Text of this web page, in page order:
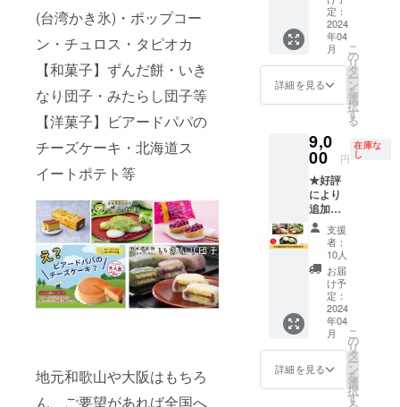
(台湾かき氷)・ポップコー
ン・チュロス・タピオカ
【和菓子】ずんだ餅・いき
なり団子・みたらし団子等
【洋菓子】ビアードパパの
チーズケーキ・北海道ス
イートポテト等
地元和歌山や大阪はもちろ
ん、ご要望があれば全国へ
合の期
限で
す。 ・
開封後
はお早
めにお
召し上
がりく
い。 ・
表面に
焦げに
よる色
のバラ
つきが
見られ
ること
があり
ます
が、品
質には
問題ご
ざいま
せん。
◎その
他の商
だきま
す。
いただ
いた場
合にお
いても
いたし
かねま
のでご
了承く
ださ
い。そ
の場合
は、お
いただ
きま
す。食
品表示
等は
パッ
ケージ
を必ず
ご確認
いただ
きまう
ようお
願いい
たしま
す。 ※
便でお
届けい
売して
いない
ビアー
ドパパ
の限定
チーズ
パパの
リング
ケーキ
２種 ※
送料込
みのお
値段で
す。 ※
仕入れ
の状況
によっ
て内容
変更の
可能性
がござ
います
のでご
アード
パ）】
物産展
商品か
ら、ビ
アード
パパの
は販売
してい
ない限
定チー
ズケー
キなど
を詰め
合わせ
てお届
けいた
しま
す。 ■
内容 ・
店頭販
売して
いない
ビアー
定：
2024
年04
月
詳細を見る
こ
の
リ
タ
ー
ン
を
選
択
す
る
9,0
00 円
在庫な
し
★好評
により
追加し
まし
た！★
【物産
展商品
詰め合
わせ
（全国
和菓
子）】
物産展
商品か
ら、全
国のご
支援
者：
10人
お届
け予
定：
2024
年04
月
詳細を見る
こ
の
リ
タ
ー
ン
を
選
択
す